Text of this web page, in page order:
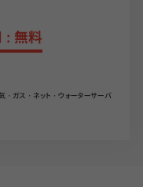
: 無料
・ガス・ネット・ウォーターサーバ